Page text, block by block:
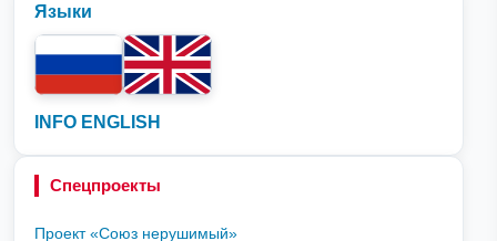
Языки
INFO ENGLISH
Спецпроекты
Проект «Союз нерушимый»